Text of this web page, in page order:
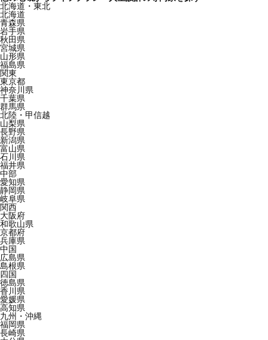
北海道・東北
北海道
青森県
岩手県
秋田県
宮城県
山形県
福島県
関東
東京都
神奈川県
千葉県
群馬県
北陸・甲信越
山梨県
長野県
新潟県
富山県
石川県
福井県
中部
愛知県
静岡県
岐阜県
関西
大阪府
和歌山県
京都府
兵庫県
中国
広島県
島根県
四国
徳島県
香川県
愛媛県
高知県
九州・沖縄
福岡県
長崎県